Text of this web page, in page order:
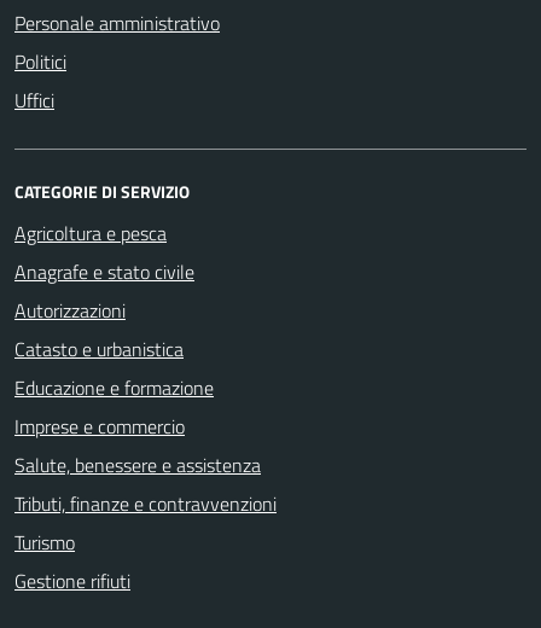
Personale amministrativo
Politici
Uffici
CATEGORIE DI SERVIZIO
Agricoltura e pesca
Anagrafe e stato civile
Autorizzazioni
Catasto e urbanistica
Educazione e formazione
Imprese e commercio
Salute, benessere e assistenza
Tributi, finanze e contravvenzioni
Turismo
Gestione rifiuti